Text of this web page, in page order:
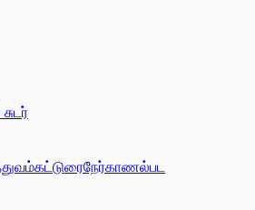
கட்டுரைநேர்காணல்பட